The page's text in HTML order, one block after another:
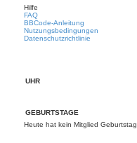
Hilfe
FAQ
BBCode-Anleitung
Nutzungsbedingungen
Datenschutzrichtlinie
UHR
GEBURTSTAGE
Heute hat kein Mitglied Geburtstag